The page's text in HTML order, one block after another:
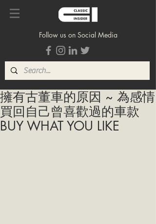
Follow us on Social Media
擁有古董車的原因 ~ 為感情
買回自己曾喜歡過的車款
BUY WHAT YOU LIKE